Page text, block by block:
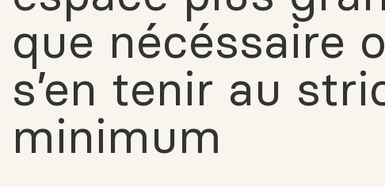
que nécéssaire
s’en tenir au
minimum